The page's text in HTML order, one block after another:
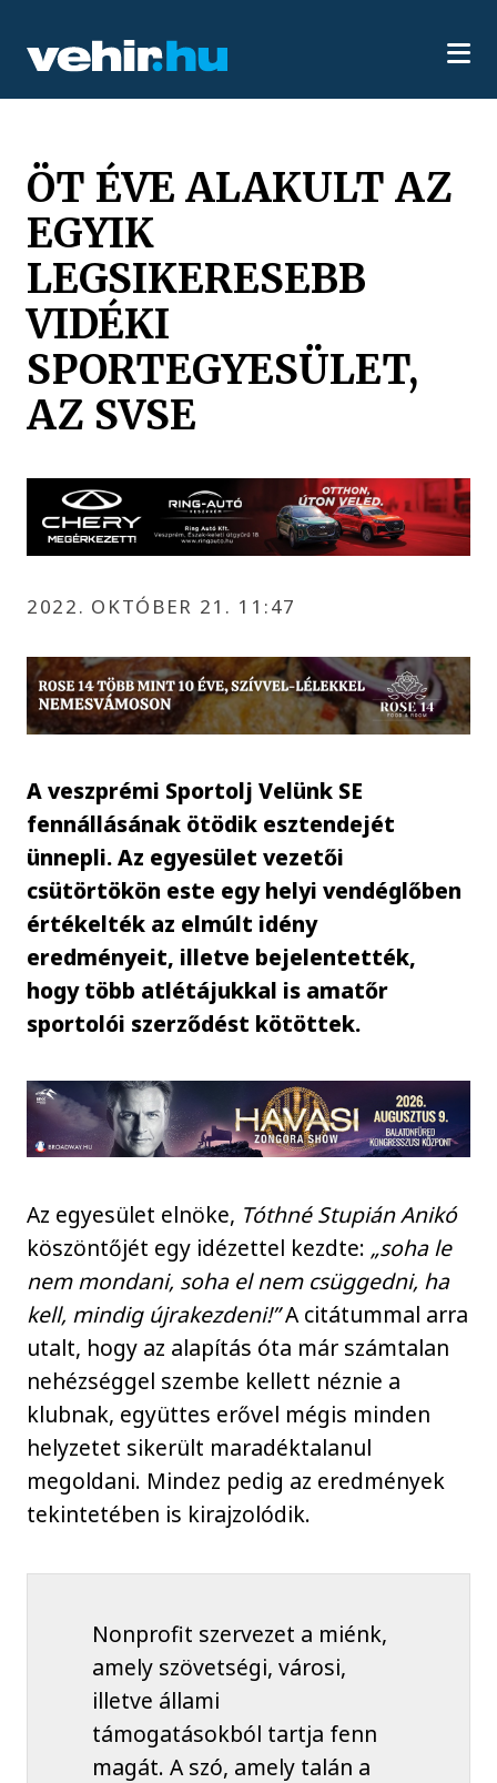
ÖT ÉVE ALAKULT AZ
EGYIK
LEGSIKERESEBB
VIDÉKI
SPORTEGYESÜLET,
AZ SVSE
2022. OKTÓBER 21. 11:47
A veszprémi Sportolj Velünk SE
fennállásának ötödik esztendejét
ünnepli. Az egyesület vezetői
csütörtökön este egy helyi vendéglőben
értékelték az elmúlt idény
eredményeit, illetve bejelentették,
hogy több atlétájukkal is amatőr
sportolói szerződést kötöttek.
Az egyesület elnöke, Tóthné Stupián Anikó
köszöntőjét egy idézettel kezdte: „soha le
nem mondani, soha el nem csüggedni, ha
kell, mindig újrakezdeni!”A citátummal arra
utalt, hogy az alapítás óta már számtalan
nehézséggel szembe kellett néznie a
klubnak, együttes erővel mégis minden
helyzetet sikerült maradéktalanul
megoldani. Mindez pedig az eredmények
tekintetében is kirajzolódik.
Nonprofit szervezet a miénk,
amely szövetségi, városi,
illetve állami
támogatásokból tartja fenn
magát. A szó, amely talán a